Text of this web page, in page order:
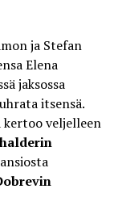
ja Stefan
Elena
jaksossa
itsensä.
kertoo veljelleen